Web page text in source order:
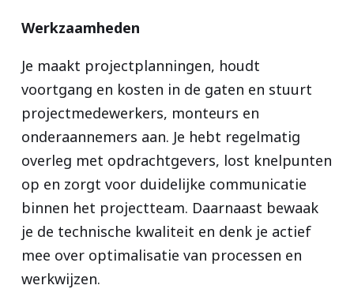
Werkzaamheden
Je maakt projectplanningen, houdt
voortgang en kosten in de gaten en stuurt
projectmedewerkers, monteurs en
onderaannemers aan. Je hebt regelmatig
overleg met opdrachtgevers, lost knelpunten
op en zorgt voor duidelijke communicatie
binnen het projectteam. Daarnaast bewaak
je de technische kwaliteit en denk je actief
mee over optimalisatie van processen en
werkwijzen.